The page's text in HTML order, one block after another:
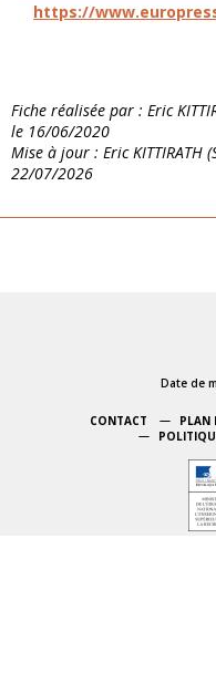
https://
Fiche réalisée par : Eric
le 16/06/2020
Mise à jour : Eric KITTIRATH
22/07/2026
Date de
CONTACT PLAN